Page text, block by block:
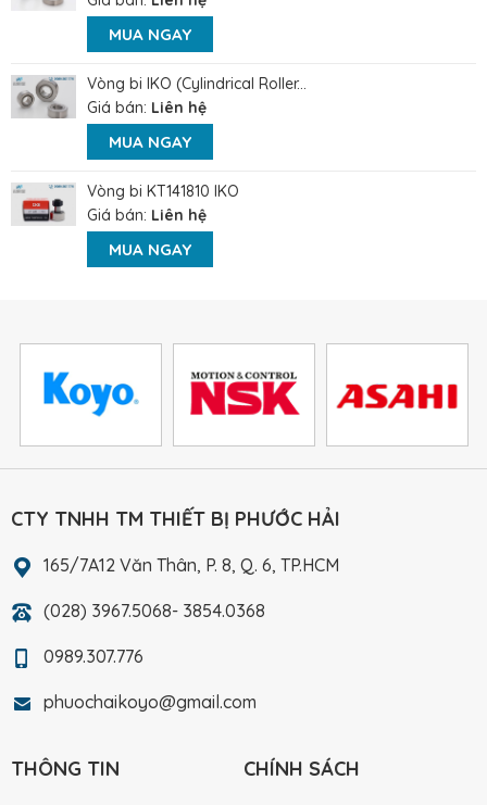
MUA NGAY
Vòng bi IKO (Cylindrical Roller...
Giá bán: Liên hệ
MUA NGAY
Vòng bi KT141810 IKO
Giá bán: Liên hệ
MUA NGAY
CTY TNHH TM THIẾT BỊ PHƯỚC HẢI
165/7A12 Văn Thân, P. 8, Q. 6, TP.HCM
(028) 3967.5068- 3854.0368
0989.307.776
phuochaikoyo@gmail.com
THÔNG TIN CHÍNH SÁCH